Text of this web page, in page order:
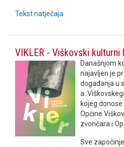
Tekst natječaja
VIKLER - Viškovski kulturni
Današnjom
najavljen je
događanja u
a:
kojeg
Općine
zvončara i
Sve